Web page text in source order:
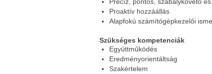
Proaktív hozzáállás
Alapfokú számítógépkezelői
Szükséges kompetenciák
Együttműködés
Eredményorientáltság
Szakértelem